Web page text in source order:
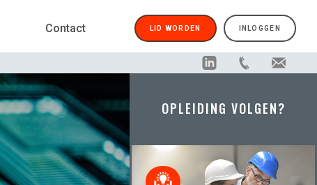
LID WORDEN INLOGGEN
Contact
OPLEIDING VOLGEN?